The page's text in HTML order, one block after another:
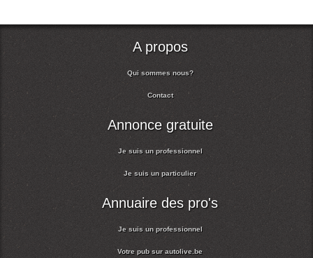
A propos
Qui sommes nous?
Contact
Annonce gratuite
Je suis un professionnel
Je suis un particulier
Annuaire des pro's
Je suis un professionnel
Votre pub sur autolive.be